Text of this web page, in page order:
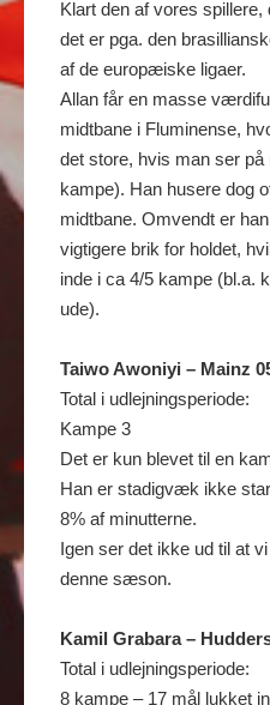
Klart den af vores
det er pga. den
af de europæiske ligaer.
Allan får en masse
midtbane i Fluminense,
det store, hvis man ser
kampe). Han husere dog
midtbane. Omvendt er
vigtigere brik for holdet,
inde i ca 4/5 kampe (bl.a.
ude).
Taiwo Awoniyi – Mainz
Total i udlejningsperiode:
Kampe 3
Det er kun blevet til en
Han er stadigvæk ikke
8% af minutterne.
Igen ser det ikke ud til at
denne sæson.
Kamil Grabara –
Total i udlejningsperiode:
8 kampe – 17 mål lukket